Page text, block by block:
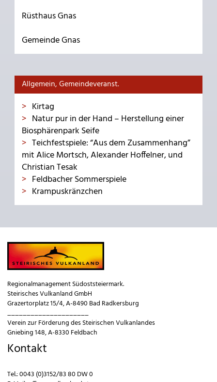
Rüsthaus Gnas
Gemeinde Gnas
Allgemein, Gemeindeveranst.
Kirtag
Natur pur in der Hand – Herstellung einer
Biosphärenpark Seife
Teichfestspiele: “Aus dem Zusammenhang”
mit Alice Mortsch, Alexander Hoffelner, und
Christian Tesak
Feldbacher Sommerspiele
Krampuskränzchen
Regionalmanagement Südoststeiermark.
Steirisches Vulkanland GmbH
Grazertorplatz 15/4, A-8490 Bad Radkersburg
_____________________
Verein zur Förderung des Steirischen Vulkanlandes
Gniebing 148, A-8330 Feldbach
Kontakt
Tel.:0043 (0)3152/83 80 DW 0